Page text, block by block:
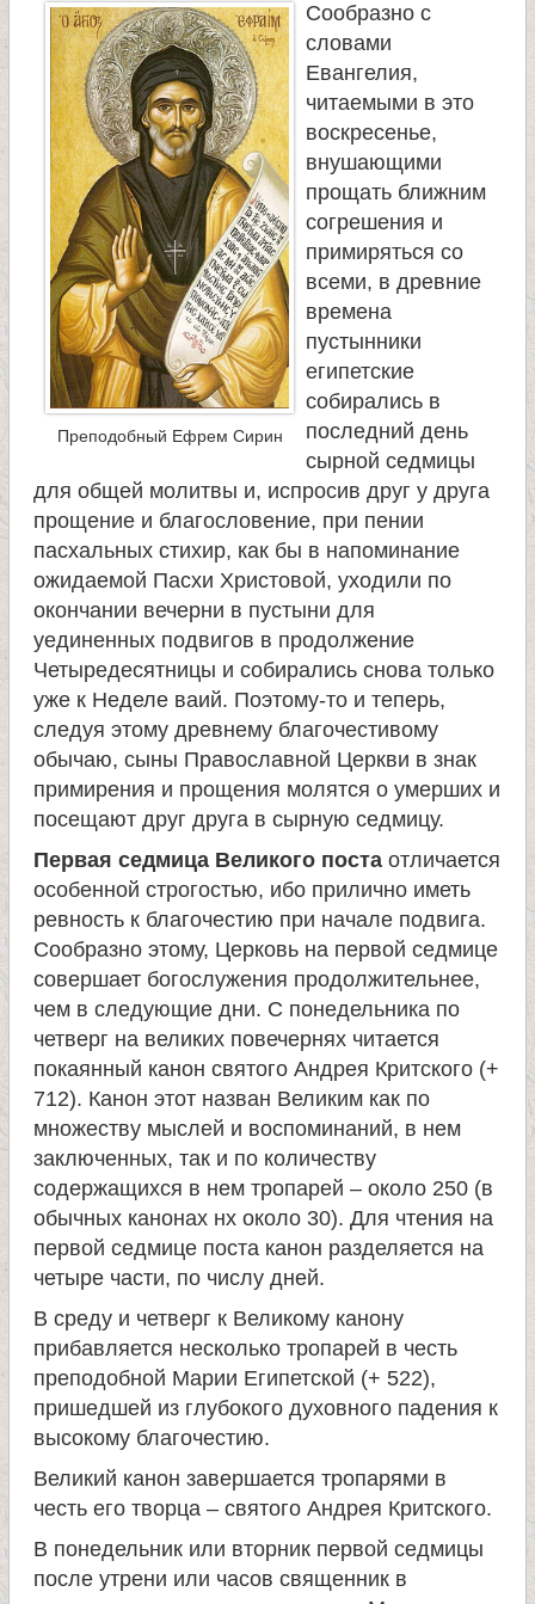
н
в
к
о
й
Преподобный Ефрем Сирин
Сообразно с
словами
Евангелия,
читаемыми в это
воскресенье,
внушающими
прощать ближним
согрешения и
примиряться со
всеми, в древние
времена
пустынники
египетские
собирались в
последний день
сырной седмицы
для общей молитвы и, испросив друг у друга
прощение и благословение, при пении
пасхальных стихир, как бы в напоминание
ожидаемой Пасхи Христовой, уходили по
окончании вечерни в пустыни для
уединенных подвигов в продолжение
Четыредесятницы и собирались снова только
уже к Неделе ваий. Поэтому-то и теперь,
следуя этому древнему благочестивому
обычаю, сыны Православной Церкви в знак
примирения и прощения молятся о умерших и
посещают друг друга в сырную седмицу.
Первая седмица Великого поста отличается
особенной строгостью, ибо прилично иметь
ревность к благочестию при начале подвига.
Сообразно этому, Церковь на первой седмице
совершает богослужения продолжительнее,
чем в следующие дни. С понедельника по
четверг на великих повечернях читается
покаянный канон святого Андрея Критского (+
712). Канон этот назван Великим как по
множеству мыслей и воспоминаний, в нем
заключенных, так и по количеству
содержащихся в нем тропарей – около 250 (в
обычных канонах нх около 30). Для чтения на
первой седмице поста канон разделяется на
четыре части, по числу дней.
В среду и четверг к Великому канону
прибавляется несколько тропарей в честь
преподобной Марии Египетской (+ 522),
пришедшей из глубокого духовного падения к
высокому благочестию.
Великий канон завершается тропарями в
честь его творца – святого Андрея Критского.
В понедельник или вторник первой седмицы
после утрени или часов священник в